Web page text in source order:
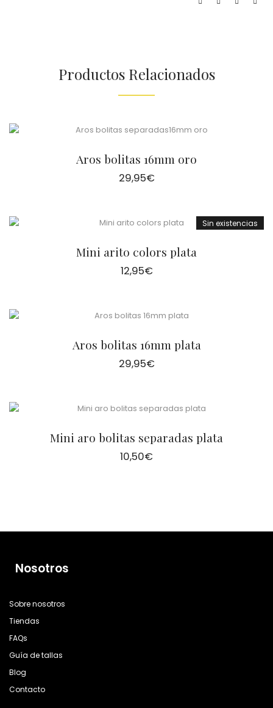
Productos Relacionados
Aros bolitas 16mm oro
29,95€
Sin existencias
Mini arito colors plata
12,95€
Aros bolitas 16mm plata
29,95€
Mini aro bolitas separadas plata
10,50€
Nosotros
Sobre nosotros
Tiendas
FAQs
Guía de tallas
Blog
Contacto